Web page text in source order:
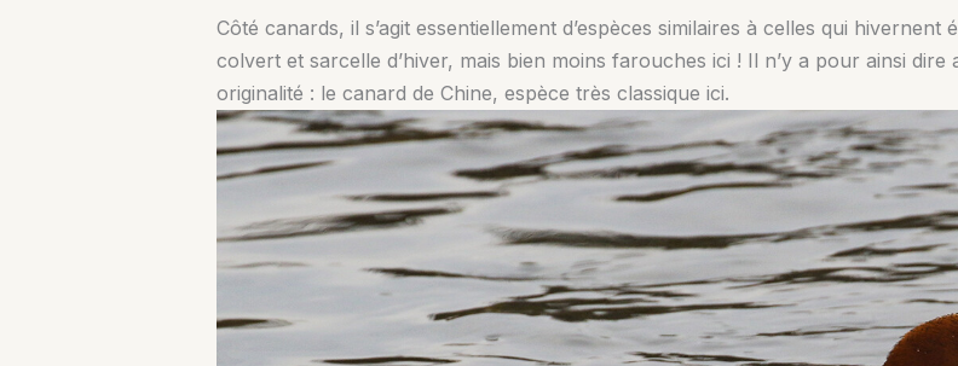
Côté canards, il s’agit essentiellement d’espèces similaires à celles qui
colvert et sarcelle d’hiver, mais bien moins farouches ici ! Il n’y a pour ainsi dire
originalité : le canard de Chine, espèce très classique ici.